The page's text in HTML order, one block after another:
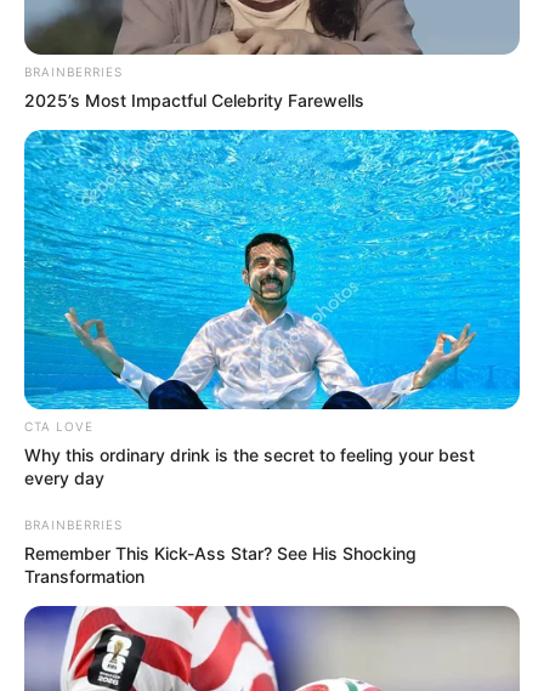
A miniszterelnök vasárnapi bejelentése szerint a
törökországi delegáció tagja lesz Orbán Anita
külügyminiszter és Ruszin-Szendi Romulusz
honvédelmi miniszter is. A NATO-csúcstalálkozó
BRAINBERRIES
2025’s Most Impactful Celebrity Farewells
CTA LOVE
Why this ordinary drink is the secret to feeling your best
every day
BRAINBERRIES
Remember This Kick-Ass Star? See His Shocking
Transformation